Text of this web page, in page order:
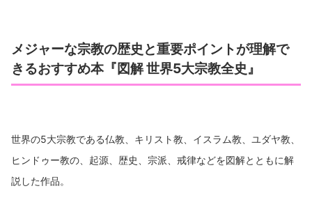
メジャーな宗教の歴史と重要ポイントが理解で
きるおすすめ本『図解 世界5大宗教全史』
世界の5大宗教である仏教、キリスト教、イスラム教、ユダヤ教、
ヒンドゥー教の、起源、歴史、宗派、戒律などを図解とともに解
説した作品。